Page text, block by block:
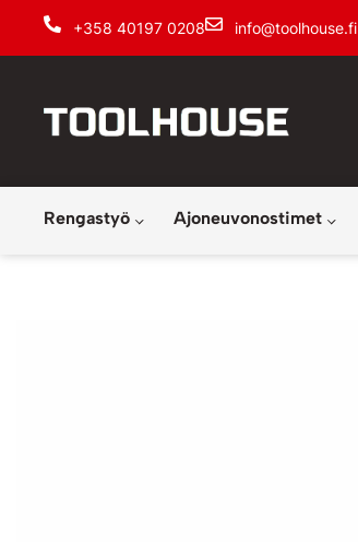
+358 40197 0208 info@toolhouse.fi
Rengastyö Ajoneuvonostimet